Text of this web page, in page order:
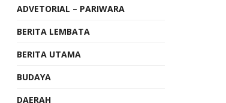
ADVETORIAL – PARIWARA
BERITA LEMBATA
BERITA UTAMA
BUDAYA
DAERAH